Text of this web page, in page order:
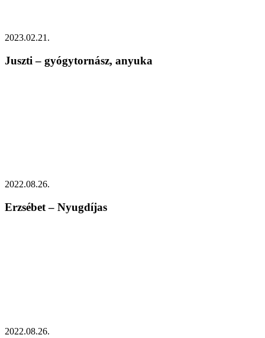
2023.02.21.
Juszti – gyógytornász, anyuka
2022.08.26.
Erzsébet – Nyugdíjas
2022.08.26.